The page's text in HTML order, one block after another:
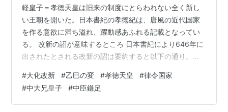
軽皇子＝孝徳天皇は旧来の制度にとらわれない全く新し
い王朝を開いた。日本書紀の孝徳紀は、唐風の近代国家
を作る意欲に満ち溢れ、躍動感あふれる記載となってい
る。 改新の詔が意味するところ 日本書紀により646年に
出されたとされる改新の詔は要約すると以下の通り。第
方組織の整備：中央政府による地方の統制を明確化。第
三条：戸籍・班田収授法：人口調査と中央政府による土
地の再分配。第四条：税制：土地面積に基づく税制の規
#大化改新 #乙巳の変 #孝徳天皇 #律令国家
#中大兄皇子 #中臣鎌足